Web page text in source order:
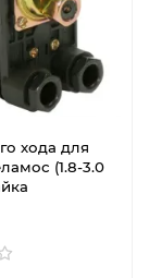
хода для
(1.8-3.0